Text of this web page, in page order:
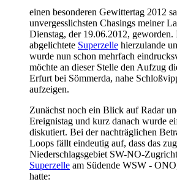
einen besonderen Gewittertag 2012
unvergesslichsten Chasings meiner
Dienstag, der 19.06.2012, geworden.
abgelichtete Superzelle hierzulande
wurde nun schon mehrfach
möchte an dieser Stelle den Aufzug
Erfurt bei Sömmerda, nahe
aufzeigen.
Zunächst noch ein Blick auf Radar
Ereignistag und kurz danach wurde
diskutiert. Bei der nachträglichen
Loops fällt eindeutig auf, dass das
Niederschlagsgebiet SW-NO-
Superzelle am Südende WSW -
hatte: